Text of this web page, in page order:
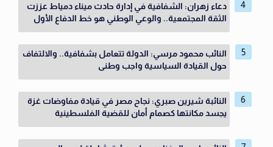
دعاء زهران: الشفافية في إدارة حادث ميناء دمياط عززت
الثقة المجتمعية.. والوعي الوطني هو خط الدفاع الأول
النائب محمود مرسي: الدولة تتعامل بشفافية.. والالتفاف
حول القيادة السياسية واجب وطنى
النائبة شيرين صبري: نجاح مصر في قيادة مفاوضات غزة
يجسد مكانتها كصمام أمان للقضية الفلسطينية